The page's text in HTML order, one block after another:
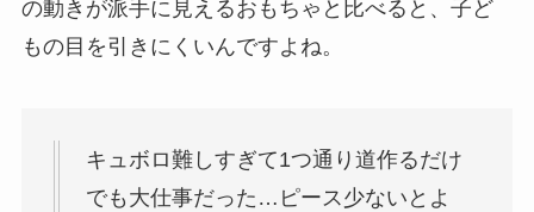
の動きが派手に見えるおもちゃと比べると、子ど
もの目を引きにくいんですよね。
キュボロ難しすぎて1つ通り道作るだけ
でも大仕事だった…ピース少ないとよ